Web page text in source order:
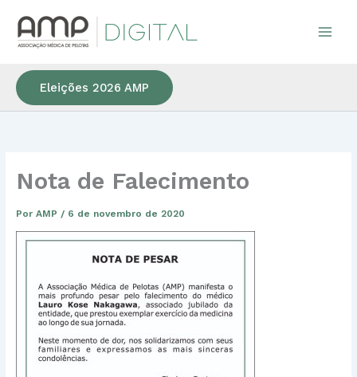
para
Eleições 2026 AMP
Nota de Falecimento
Por AMP / 6 de novembro de 2020